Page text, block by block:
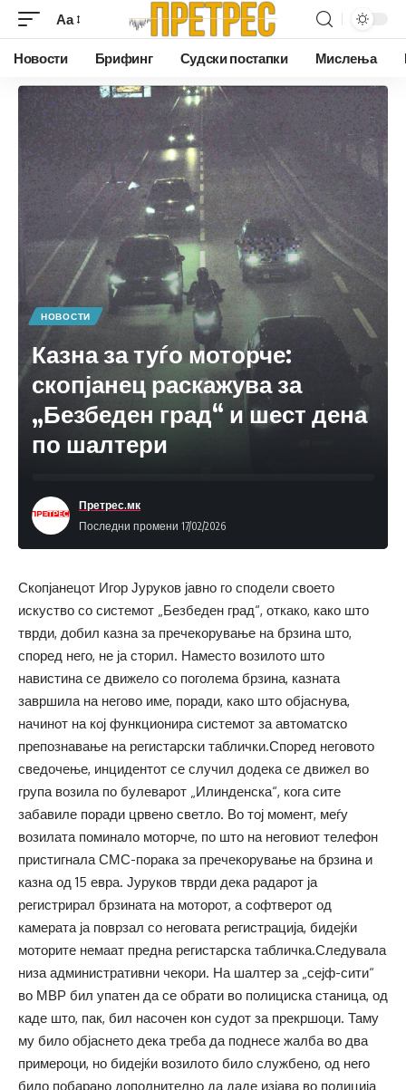
Аа
Новости Брифинг Судски постапки Мислења
НОВОСТИ
Казна за туѓо моторче:
скопјанец раскажува за
„Безбеден град“ и шест дена
по шалтери
Последни промени 17/02/2026
Претрес.мк
Скопјанецот Игор Јуруков јавно го сподели своето
искуство со системот „Безбеден град“, откако, како што
тврди, добил казна за пречекорување на брзина што,
според него, не ја сторил. Наместо возилото што
навистина се движело со поголема брзина, казната
завршила на негово име, поради, како што објаснува,
начинот на кој функционира системот за автоматско
препознавање на регистарски таблички.Според неговото
сведочење, инцидентот се случил додека се движел во
група возила по булеварот „Илинденска“, кога сите
забавиле поради црвено светло. Во тој момент, меѓу
возилата поминало моторче, по што на неговиот телефон
пристигнала СМС-порака за пречекорување на брзина и
казна од 15 евра. Јуруков тврди дека радарот ја
регистрирал брзината на моторот, а софтверот од
камерата ја поврзал со неговата регистрација, бидејќи
моторите немаат предна регистарска табличка.Следувала
низа административни чекори. На шалтер за „сејф-сити“
во МВР бил упатен да се обрати во полициска станица, од
каде што, пак, бил насочен кон судот за прекршоци. Таму
му било објаснето дека треба да поднесе жалба во два
примероци, но бидејќи возилото било службено, од него
било побарано дополнително да даде изјава во полиција